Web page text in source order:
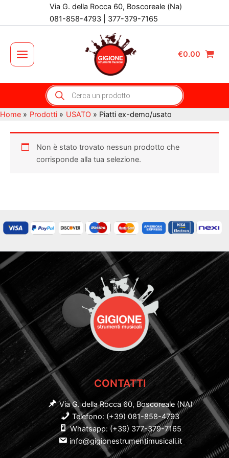
Via G. della Rocca 60, Boscoreale (Na)
081-858-4793 | 377-379-7165
Main
Menu
€0.00
Products
search
Home Prodotti USATO Piatti ex-demo/usato
Non è stato trovato nessun prodotto che
corrisponde alla tua selezione.
CONTATTI
Via G. della Rocca 60, Boscoreale (NA)
Telefono: (+39) 081-858-4793
Whatsapp: (+39) 377-379-7165
info@gigionestrumentimusicali.it